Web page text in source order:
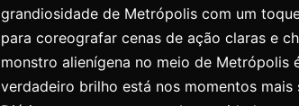
grandiosidade de Metrópolis com um
para coreografar cenas de ação claras e
monstro alienígena no meio de Metrópolis
verdadeiro brilho está nos momentos